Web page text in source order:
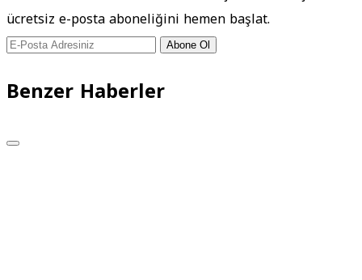
ücretsiz e-posta aboneliğini hemen başlat.
Abone Ol
Benzer Haberler